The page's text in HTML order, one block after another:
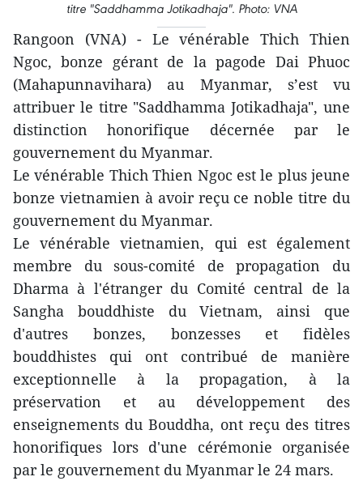
titre "Saddhamma Jotikadhaja". Photo: VNA
Rangoon (VNA) - Le vénérable Thich Thien
Ngoc, bonze gérant de la pagode Dai Phuoc
(Mahapunnavihara) au Myanmar, s’est vu
attribuer le titre "Saddhamma Jotikadhaja", une
distinction honorifique décernée par le
gouvernement du Myanmar.
Le vénérable Thich Thien Ngoc est le plus jeune
bonze vietnamien à avoir reçu ce noble titre du
gouvernement du Myanmar.
Le vénérable vietnamien, qui est également
membre du sous-comité de propagation du
Dharma à l'étranger du Comité central de la
Sangha bouddhiste du Vietnam, ainsi que
d'autres bonzes, bonzesses et fidèles
bouddhistes qui ont contribué de manière
exceptionnelle à la propagation, à la
préservation et au développement des
enseignements du Bouddha, ont reçu des titres
honorifiques lors d'une cérémonie organisée
par le gouvernement du Myanmar le 24 mars.